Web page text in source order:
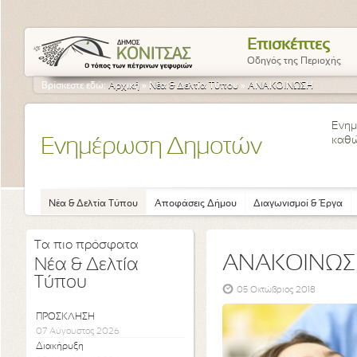
Επισκέπτες
Οδηγός της Περιοχής
Βρίσκεστε εδώ:Αρχική » Νέα & Δελτία Τύπου » ΑΝΑΚΟΙΝΩΣΗ
Ενημέρωση Δημοτών
Νέα & Δελτία Τύπου Αποφάσεις Δήμου Διαγωνισμοί & Έργα
Τα πιο πρόσφατα
Νέα & Δελτία
Τύπου
ΠΡΟΣΚΛΗΣΗ
07 Αύγουστος 2026
Διακήρυξη
05 Οκτώβριος 2018